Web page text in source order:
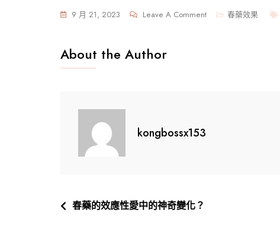
9 月 21, 2023 Leave A CommentOn
春藥效果
About the Author
kongbossx153
文春藥的效應性愛中的神奇變化？